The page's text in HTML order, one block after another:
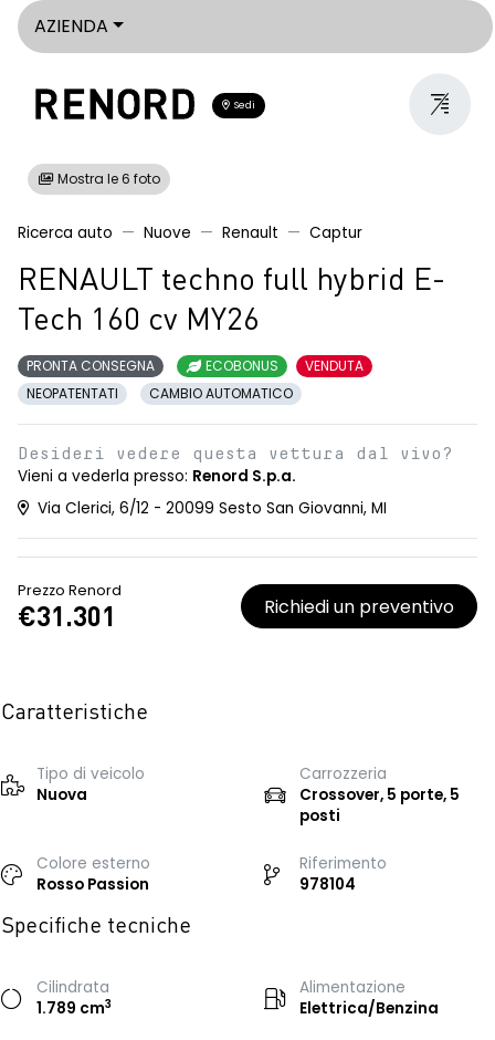
AZIENDA
Sedi
Mostra le 6 foto
Ricerca auto Nuove Renault Captur
RENAULT techno full hybrid E-
Tech 160 cv MY26
PRONTA CONSEGNA ECOBONUS
VENDUTA
NEOPATENTATI
CAMBIO AUTOMATICO
Desideri vedere questa vettura dal vivo?
Vieni a vederla presso: Renord S.p.a.
Via Clerici, 6/12 - 20099 Sesto San Giovanni, MI
Prezzo Renord
€31.301 Richiedi un preventivo
Caratteristiche
Tipo di veicolo
Nuova
Carrozzeria
Crossover, 5 porte, 5
posti
Colore esterno
Rosso Passion
Riferimento
978104
Specifiche tecniche
Cilindrata
1.789 cm3
Alimentazione
Elettrica/Benzina